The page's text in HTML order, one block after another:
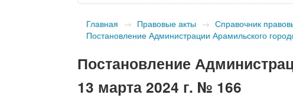
Главная → Правовые акты → Справочник
Постановление Администрации Арамильского
Постановление
13 марта 2024 г. № 166